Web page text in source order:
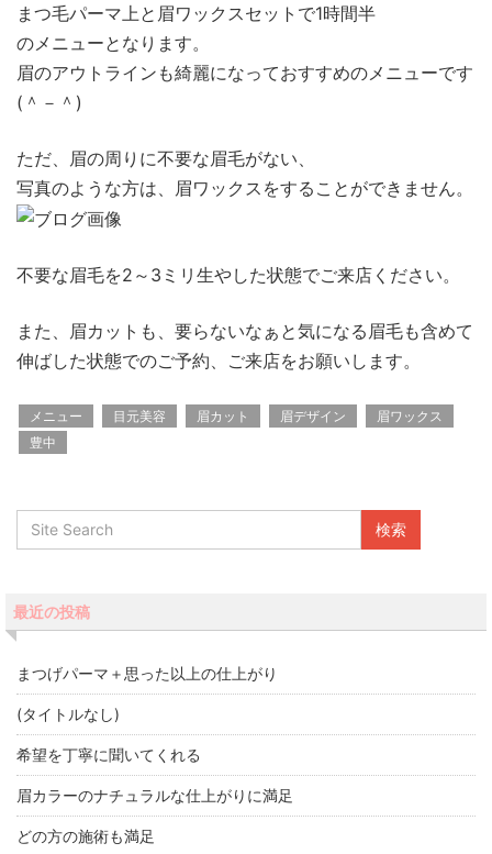
まつ毛パーマ上と眉ワックスセットで1時間半
のメニューとなります。
眉のアウトラインも綺麗になっておすすめのメニューです
(＾－＾)
ただ、眉の周りに不要な眉毛がない、
写真のような方は、眉ワックスをすることができません。
不要な眉毛を2～3ミリ生やした状態でご来店ください。
また、眉カットも、要らないなぁと気になる眉毛も含めて
伸ばした状態でのご予約、ご来店をお願いします。
メニュー 目元美容 眉カット 眉デザイン
眉ワックス
豊中
最近の投稿
まつげパーマ＋思った以上の仕上がり
(タイトルなし)
希望を丁寧に聞いてくれる
眉カラーのナチュラルな仕上がりに満足
どの方の施術も満足